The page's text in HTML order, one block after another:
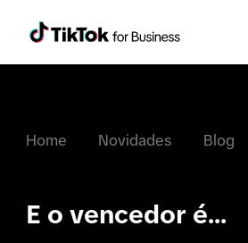
Home Novidades Blog
E o vencedor é...